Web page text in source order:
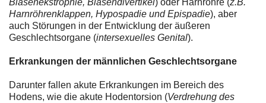
Blasenekstrophie, Blasendivertikel) oder Harnröhre (z.B.
Harnröhrenklappen, Hypospadie und Epispadie), aber
auch Störungen in der Entwicklung der äußeren
Geschlechtsorgane (intersexuelles Genital).
Erkrankungen der männlichen Geschlechtsorgane
Darunter fallen akute Erkrankungen im Bereich des
Hodens, wie die akute Hodentorsion (Verdrehung des